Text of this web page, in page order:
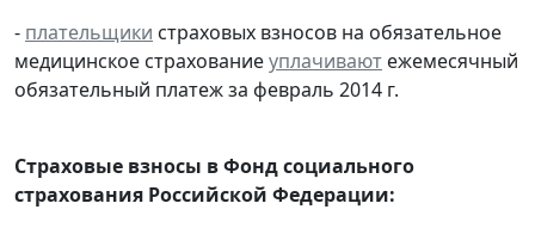
- плательщики страховых взносов на обязательное
медицинское страхованиеуплачивают ежемесячный
обязательный платеж за февраль 2014 г.
Страховые взносы в Фонд социального
страхования Российской Федерации: